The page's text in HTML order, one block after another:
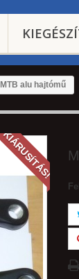
MTB alu hajtómű
KIÁRUSÍTÁS!